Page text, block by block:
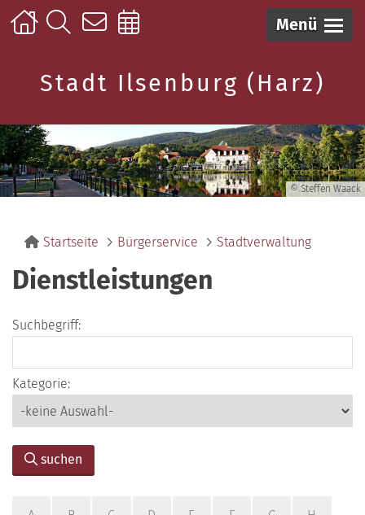
Menü
Stadt Ilsenburg (Harz)
© Steffen Waack
Startseite Bürgerservice Stadtverwaltung
Dienstleistungen
Suchbegriff:
Kategorie:
suchen